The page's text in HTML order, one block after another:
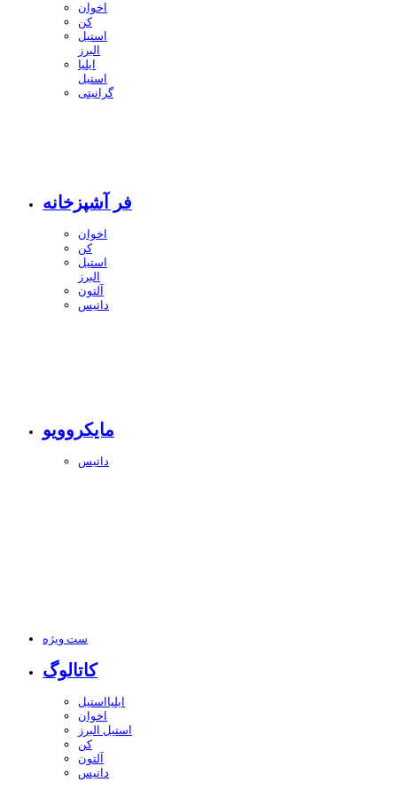
اخوان
کن
استیل
البرز
ایلیا
استیل
گرانیتی
فر آشپزخانه
اخوان
کن
استیل
البرز
آلتون
داتیس
مایکروویو
داتیس
ست ویژه
کاتالوگ
ایلیااستیل
اخوان
استیل البرز
کن
آلتون
داتیس